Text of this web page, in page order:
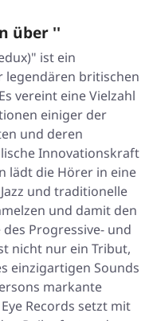
über ''
ist ein
legendären britischen
vereint eine Vielzahl
einiger der
und deren
Innovationskraft
lädt die Hörer in eine
und traditionelle
und damit den
Progressive- und
nicht nur ein Tribut,
einzigartigen Sounds
markante
Records setzt mit